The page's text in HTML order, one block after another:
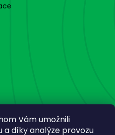
Vám umožnili
díky analýze provozu